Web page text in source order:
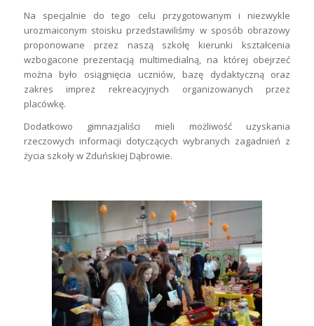
Na specjalnie do tego celu przygotowanym i niezwykle
urozmaiconym stoisku przedstawiliśmy w sposób obrazowy
proponowane przez naszą szkołę kierunki kształcenia
wzbogacone prezentacją multimedialną, na której obejrzeć
można było osiągnięcia uczniów, bazę dydaktyczną oraz
zakres imprez rekreacyjnych organizowanych przez
placówkę.
Dodatkowo gimnazjaliści mieli możliwość uzyskania
rzeczowych informacji dotyczących wybranych zagadnień z
życia szkoły w Zduńskiej Dąbrowie.